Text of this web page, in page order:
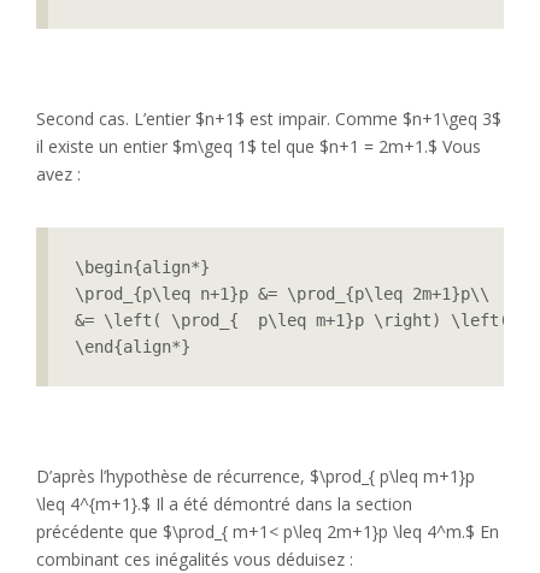
Second cas. L’entier $n+1$ est impair. Comme $n+1\geq 3$
il existe un entier $m\geq 1$ tel que $n+1 = 2m+1.$ Vous
avez :
\begin{align*}
\prod_{p\leq n+1}p &= \prod_{p\leq 2m+1}p\\
&= \left( \prod_{  p\leq m+1}p \right)
\end{align*}
D’après l’hypothèse de récurrence, $\prod_{ p\leq m+1}p
\leq 4^{m+1}.$ Il a été démontré dans la section
précédente que $\prod_{ m+1< p\leq 2m+1}p \leq 4^m.$ En
combinant ces inégalités vous déduisez :